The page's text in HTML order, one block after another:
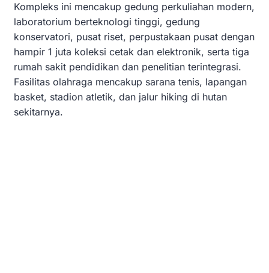
Kompleks ini mencakup gedung perkuliahan modern,
laboratorium berteknologi tinggi, gedung
konservatori, pusat riset, perpustakaan pusat dengan
hampir 1 juta koleksi cetak dan elektronik, serta tiga
rumah sakit pendidikan dan penelitian terintegrasi.
Fasilitas olahraga mencakup sarana tenis, lapangan
basket, stadion atletik, dan jalur hiking di hutan
sekitarnya.